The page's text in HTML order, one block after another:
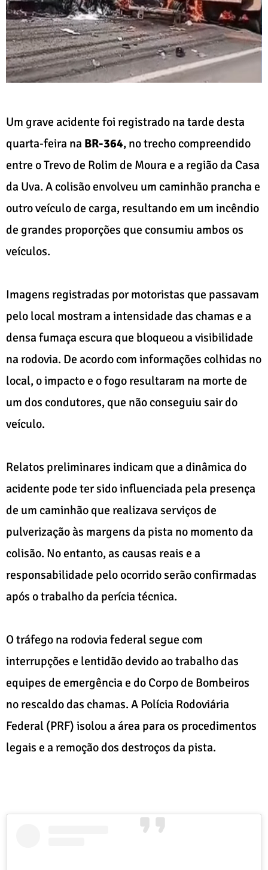
Um grave acidente foi registrado na tarde desta
quarta-feira na BR-364, no trecho compreendido
entre o Trevo de Rolim de Moura e a região da Casa
da Uva. A colisão envolveu um caminhão prancha e
outro veículo de carga, resultando em um incêndio
de grandes proporções que consumiu ambos os
veículos.
Imagens registradas por motoristas que passavam
pelo local mostram a intensidade das chamas e a
densa fumaça escura que bloqueou a visibilidade
na rodovia. De acordo com informações colhidas no
local, o impacto e o fogo resultaram na morte de
um dos condutores, que não conseguiu sair do
veículo.
Relatos preliminares indicam que a dinâmica do
acidente pode ter sido influenciada pela presença
de um caminhão que realizava serviços de
pulverização às margens da pista no momento da
colisão. No entanto, as causas reais e a
responsabilidade pelo ocorrido serão confirmadas
após o trabalho da perícia técnica.
O tráfego na rodovia federal segue com
interrupções e lentidão devido ao trabalho das
equipes de emergência e do Corpo de Bombeiros
no rescaldo das chamas. A Polícia Rodoviária
Federal (PRF) isolou a área para os procedimentos
legais e a remoção dos destroços da pista.